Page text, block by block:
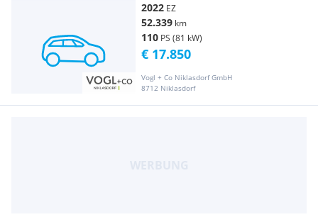
2022 EZ
52.339 km
110 PS (81 kW)
Vogl + Co Niklasdorf GmbH
8712 Niklasdorf
€ 17.850